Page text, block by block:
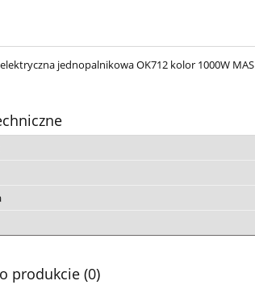
jednopalnikowa OK712 kolor 1000W MAS
produkcie (0)